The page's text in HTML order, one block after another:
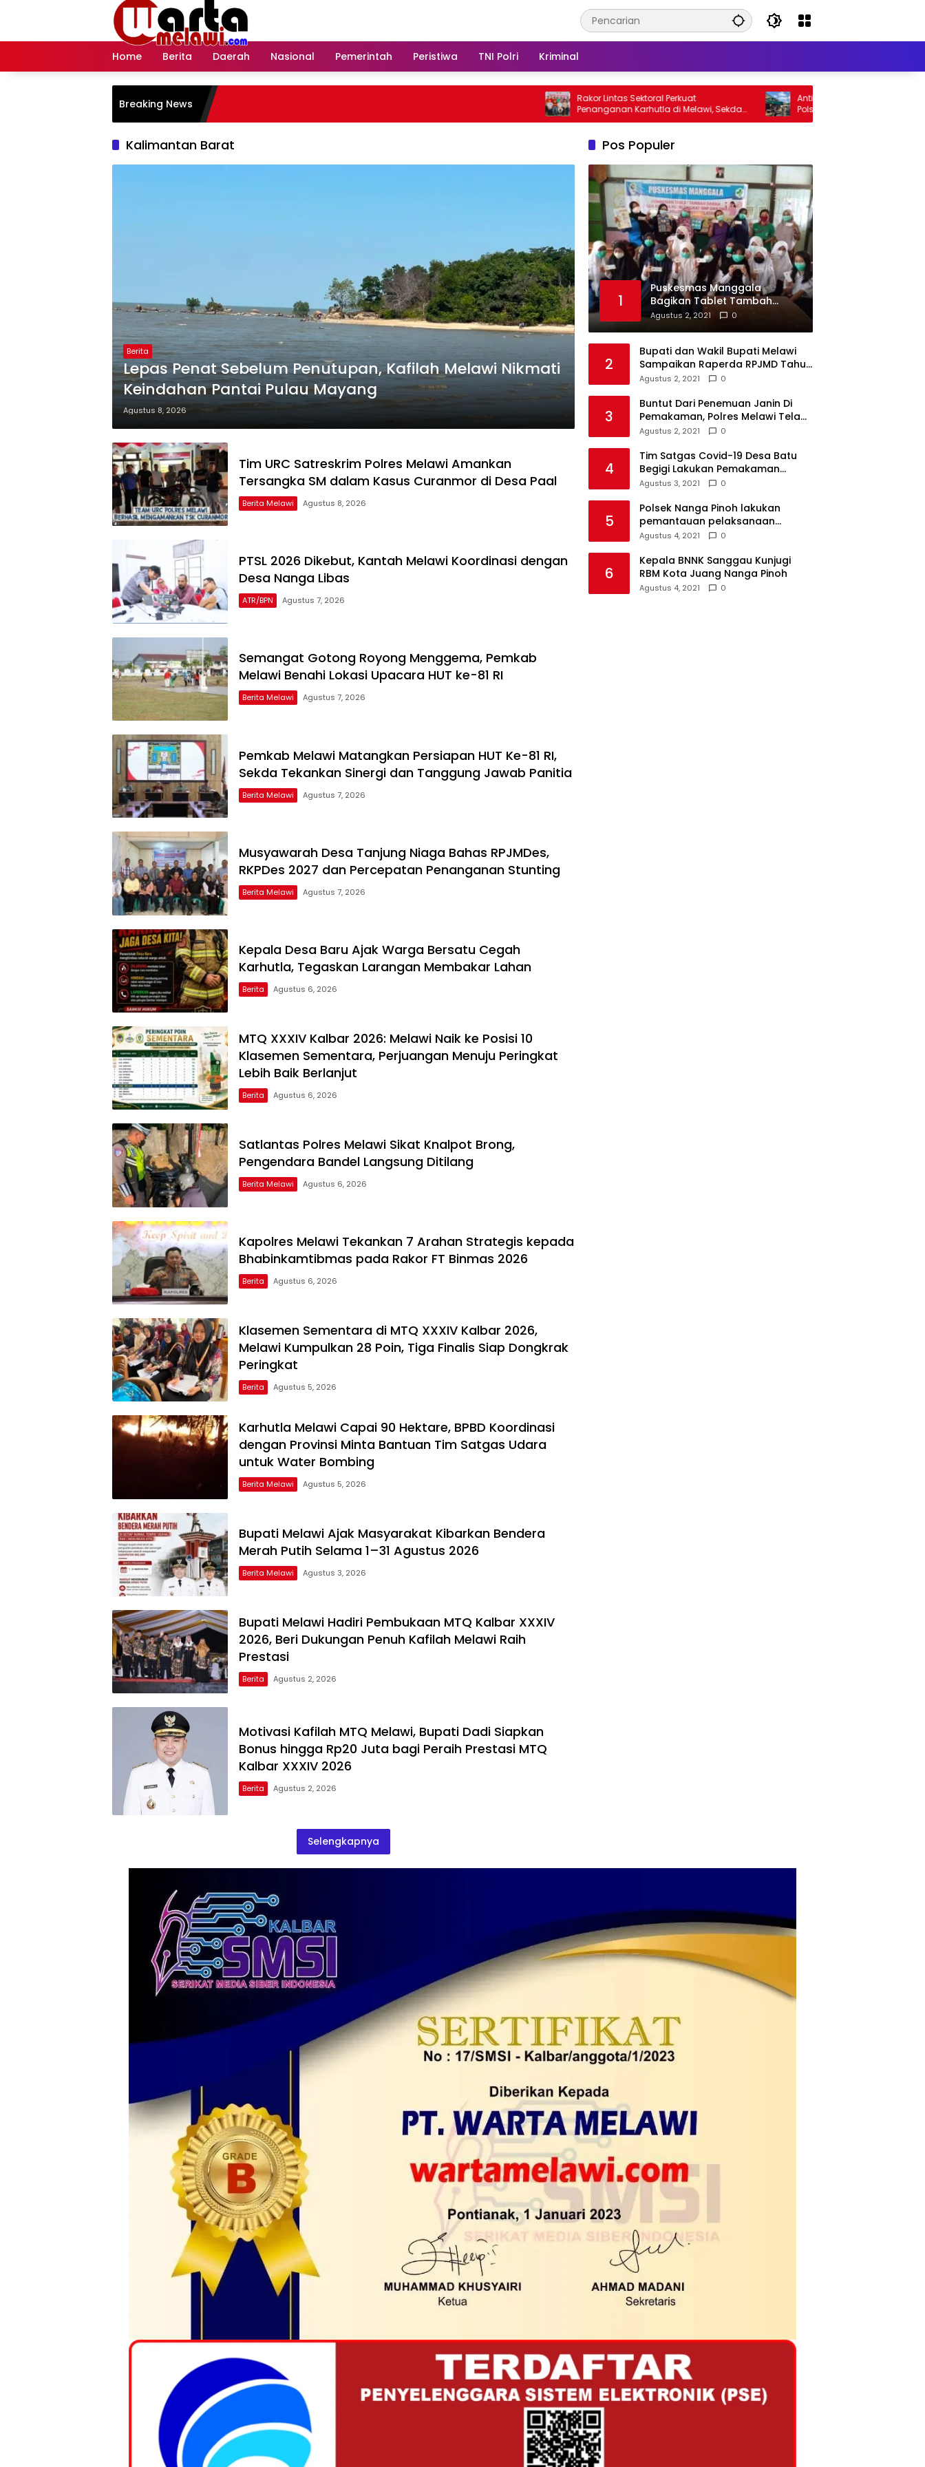
Home
Berita Daerah Nasional Pemerintah Peristiwa TNI Polri Kriminal
Breaking News
Rakor Lintas Sektoral Perkuat
Penanganan Karhutla di Melawi, Sekda
Ajak Masyarakat Tingkatkan
Antisipasi Kebakaran di Musim Kering,
Polsek Sokan Bersama Warga Basahi
Atap dan Jalan
Kalimantan Barat
Berita
Lepas Penat Sebelum Penutupan, Kafilah Melawi Nikmati
Keindahan Pantai Pulau Mayang
Agustus 8, 2026
Tim URC Satreskrim Polres Melawi Amankan
Tersangka SM dalam Kasus Curanmor di Desa Paal
Berita Melawi Agustus 8, 2026
PTSL 2026 Dikebut, Kantah Melawi Koordinasi dengan
Desa Nanga Libas
ATR/BPN Agustus 7, 2026
Semangat Gotong Royong Menggema, Pemkab
Melawi Benahi Lokasi Upacara HUT ke-81 RI
Berita Melawi Agustus 7, 2026
Pemkab Melawi Matangkan Persiapan HUT Ke-81 RI,
Sekda Tekankan Sinergi dan Tanggung Jawab Panitia
Berita Melawi Agustus 7, 2026
Musyawarah Desa Tanjung Niaga Bahas RPJMDes,
RKPDes 2027 dan Percepatan Penanganan Stunting
Berita Melawi Agustus 7, 2026
Kepala Desa Baru Ajak Warga Bersatu Cegah
Karhutla, Tegaskan Larangan Membakar Lahan
Berita Agustus 6, 2026
MTQ XXXIV Kalbar 2026: Melawi Naik ke Posisi 10
Klasemen Sementara, Perjuangan Menuju Peringkat
Lebih Baik Berlanjut
Berita Agustus 6, 2026
Satlantas Polres Melawi Sikat Knalpot Brong,
Pengendara Bandel Langsung Ditilang
Berita Melawi Agustus 6, 2026
Kapolres Melawi Tekankan 7 Arahan Strategis kepada
Bhabinkamtibmas pada Rakor FT Binmas 2026
Berita Agustus 6, 2026
Klasemen Sementara di MTQ XXXIV Kalbar 2026,
Melawi Kumpulkan 28 Poin, Tiga Finalis Siap Dongkrak
Peringkat
Berita Agustus 5, 2026
Karhutla Melawi Capai 90 Hektare, BPBD Koordinasi
dengan Provinsi Minta Bantuan Tim Satgas Udara
untuk Water Bombing
Berita Melawi Agustus 5, 2026
Bupati Melawi Ajak Masyarakat Kibarkan Bendera
Merah Putih Selama 1–31 Agustus 2026
Berita Melawi Agustus 3, 2026
Bupati Melawi Hadiri Pembukaan MTQ Kalbar XXXIV
2026, Beri Dukungan Penuh Kafilah Melawi Raih
Prestasi
Berita Agustus 2, 2026
Motivasi Kafilah MTQ Melawi, Bupati Dadi Siapkan
Bonus hingga Rp20 Juta bagi Peraih Prestasi MTQ
Kalbar XXXIV 2026
Berita Agustus 2, 2026
Selengkapnya
Pos Populer
1
Puskesmas Manggala
Bagikan Tablet Tambah
Darah di Beberapa Sekolah
Agustus 2, 2021 0
2
Bupati dan Wakil Bupati Melawi
Sampaikan Raperda RPJMD Tahun
2021-2026 ke DPRD
Agustus 2, 2021 0
3
Buntut Dari Penemuan Janin Di
Pemakaman, Polres Melawi Telah
Tetapkan 4 Tersangka
Agustus 2, 2021 0
4
Tim Satgas Covid-19 Desa Batu
Begigi Lakukan Pemakaman
Pasien Covid-19 Sesuai Prokes
Agustus 3, 2021 0
5
Polsek Nanga Pinoh lakukan
pemantauan pelaksanaan
vaksinasi covid-19 tahap 2
Agustus 4, 2021 0
6
Kepala BNNK Sanggau Kunjugi
RBM Kota Juang Nanga Pinoh
Agustus 4, 2021 0